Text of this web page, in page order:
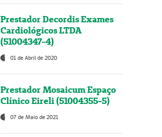
Prestador Decordis Exames
Cardiológicos LTDA
(51004347-4)
01 de Abril de 2020
Prestador Mosaicum Espaço
Clínico Eireli (51004355-5)
07 de Maio de 2021